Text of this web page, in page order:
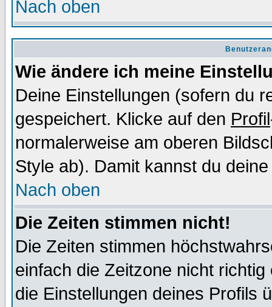
Nach oben
Wie ändere ich meine
Deine Einstellungen (sofern du
gespeichert. Klicke auf den Profil
normalerweise am oberen
Style ab). Damit kannst du
Nach oben
Die Zeiten stimmen nicht!
Die Zeiten stimmen
einfach die Zeitzone nicht
die Einstellungen deines Profils